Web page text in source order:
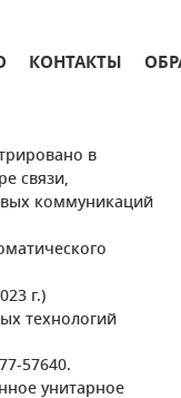
КОНТАКТЫ
в
связи,
коммуникаций
г.)
технологий
57640.
унитарное